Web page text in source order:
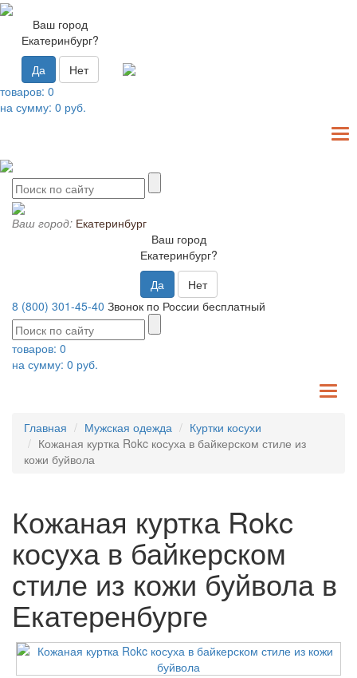
Ваш город
Екатеринбург?
Да
Нет
товаров: 0
на сумму: 0 руб.
Ваш город: Екатеринбург
Ваш город
Екатеринбург?
Да
Нет
8 (800) 301-45-40 Звонок по России бесплатный
товаров: 0
на сумму: 0 руб.
Главная Мужская одежда
Куртки косухи
Кожаная куртка Rokc косуха в байкерском стиле из
кожи буйвола
Кожаная куртка Rokc
косуха в байкерском
стиле из кожи буйвола в
Екатеренбурге